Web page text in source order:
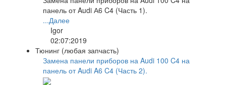
панель от Audi А6 C4 (Часть 1).
...Далее
Igor
02:07:2019
Тюнинг (любая запчасть)
Замена панели приборов на Audi 100 C4 на
панель от Audi A6 C4 (Часть 2).